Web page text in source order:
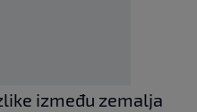
između zemalja